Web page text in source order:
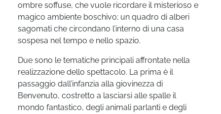
ombre soffuse, che vuole ricordare il misterioso e
magico ambiente boschivo; un quadro di alberi
sagomati che circondano l’interno di una casa
sospesa nel tempo e nello spazio.
Due sono le tematiche principali affrontate nella
realizzazione dello spettacolo. La prima è il
passaggio dall’infanzia alla giovinezza di
Benvenuto, costretto a lasciarsi alle spalle il
mondo fantastico, degli animali parlanti e degli